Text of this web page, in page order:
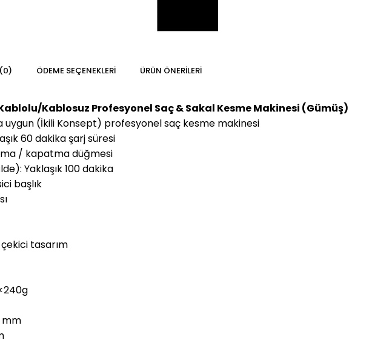
(0) ÖDEME SEÇENEKLERI ÜRÜN ÖNERILERI
Kablosuz Profesyonel Saç & Sakal Kesme Makinesi (Gümüş)
uygun (İkili Konsept) profesyonel saç kesme makinesi
60 dakika şarj süresi
/ kapatma düğmesi
Yaklaşık 100 dakika
başlık
tasarım
mm